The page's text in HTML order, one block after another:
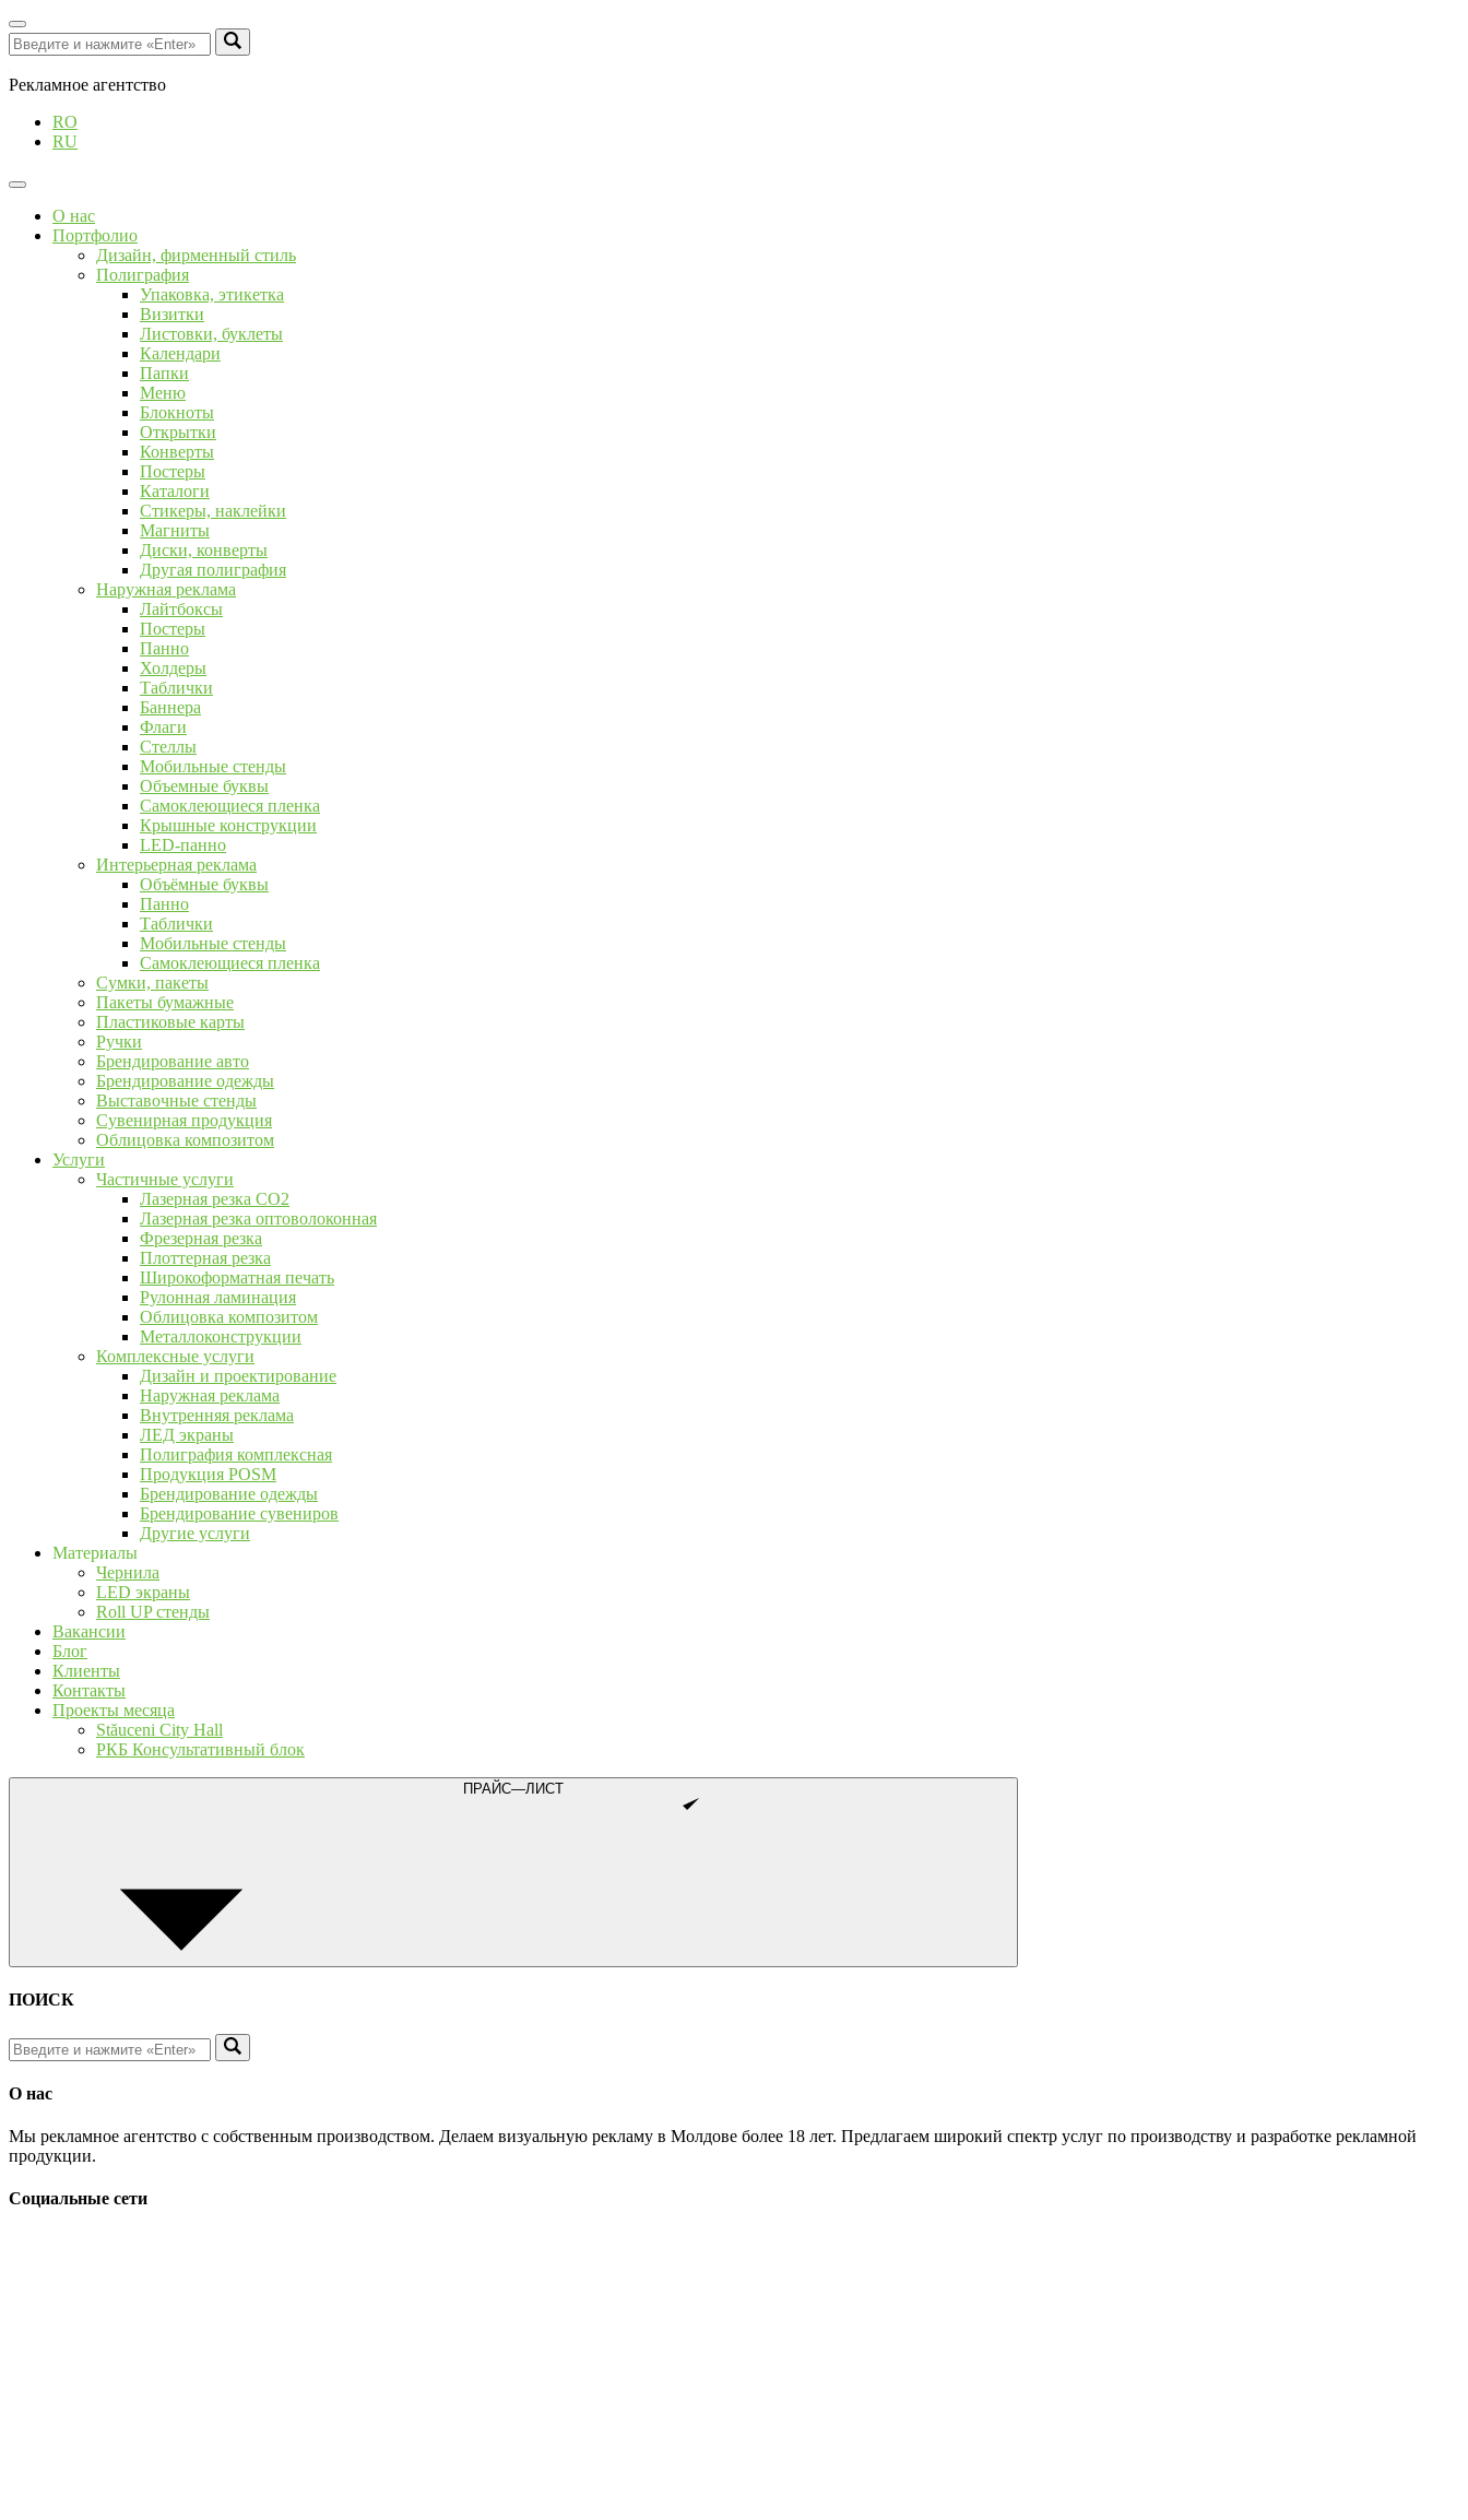
Рекламное агентство
RO
RU
О нас
Портфолио
Дизайн, фирменный стиль
Полиграфия
Упаковка, этикетка
Визитки
Листовки, буклеты
Календари
Папки
Меню
Блокноты
Открытки
Конверты
Постеры
Каталоги
Стикеры, наклейки
Магниты
Диски, конверты
Другая полиграфия
Наружная реклама
Лайтбоксы
Постеры
Панно
Холдеры
Таблички
Баннера
Флаги
Стеллы
Мобильные стенды
Объемные буквы
Самоклеющиеся пленка
Крышные конструкции
LED-панно
Интерьерная реклама
Объёмные буквы
Панно
Таблички
Мобильные стенды
Самоклеющиеся пленка
Сумки, пакеты
Пакеты бумажные
Пластиковые карты
Ручки
Брендирование авто
Брендирование одежды
Выставочные стенды
Сувенирная продукция
Облицовка композитом
Услуги
Частичные услуги
Лазерная резка CO2
Лазерная резка оптоволоконная
Фрезерная резка
Плоттерная резка
Широкоформатная печать
Рулонная ламинация
Облицовка композитом
Металлоконструкции
Комплексные услуги
Дизайн и проектирование
Наружная реклама
Внутренняя реклама
ЛЕД экраны
Полиграфия комплексная
Продукция POSM
Брендирование одежды
Брендирование сувениров
Другие услуги
Материалы
Чернила
LED экраны
Roll UP стенды
Вакансии
Блог
Клиенты
Контакты
Проекты месяца
Stăuceni City Hall
РКБ Консультативный блок
ПРАЙС—ЛИСТ
ПОИСК
О нас
Мы рекламное агентство с собственным производством. Делаем визуальную рекламу в Молдове более 18 лет. Предлагаем широкий спектр услуг по производству и разработке рекламной
продукции.
Социальные сети